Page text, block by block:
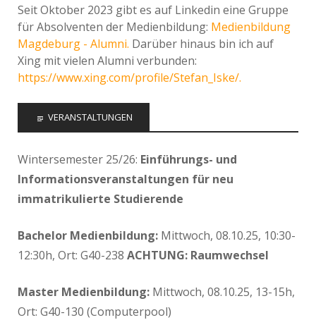
Seit Oktober 2023 gibt es auf Linkedin eine Gruppe
für Absolventen der Medienbildung: Medienbildung
Magdeburg - Alumni. Darüber hinaus bin ich auf
Xing mit vielen Alumni verbunden:
https://www.xing.com/profile/Stefan_Iske/.
VERANSTALTUNGEN
Wintersemester 25/26: Einführungs- und
Informationsveranstaltungen für neu
immatrikulierte Studierende
Bachelor Medienbildung: Mittwoch, 08.10.25, 10:30-
12:30h, Ort: G40-238 ACHTUNG: Raumwechsel
Master Medienbildung: Mittwoch, 08.10.25, 13-15h,
Ort: G40-130 (Computerpool)